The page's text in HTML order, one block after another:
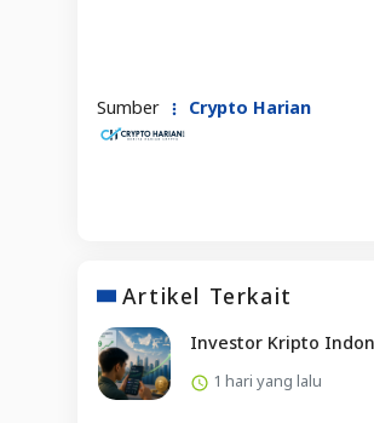
Sumber Crypto Harian
Artikel Terkait
Investor Kripto
1 hari yang lalu